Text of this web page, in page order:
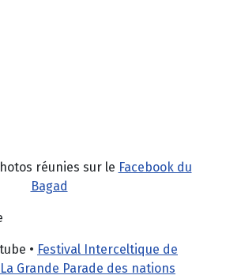
réunies sur le Facebook du
Bagad
• Festival Interceltique de
Grande Parade des nations